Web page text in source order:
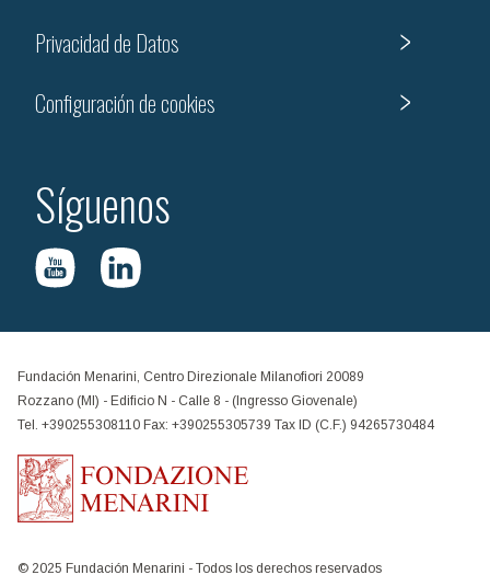
Privacidad de Datos
Configuración de cookies
Síguenos
Fundación Menarini, Centro Direzionale Milanofiori 20089
Rozzano (MI) - Edificio N - Calle 8 - (Ingresso Giovenale)
Tel. +390255308110 Fax: +390255305739 Tax ID (C.F.) 94265730484
© 2025 Fundación Menarini - Todos los derechos reservados